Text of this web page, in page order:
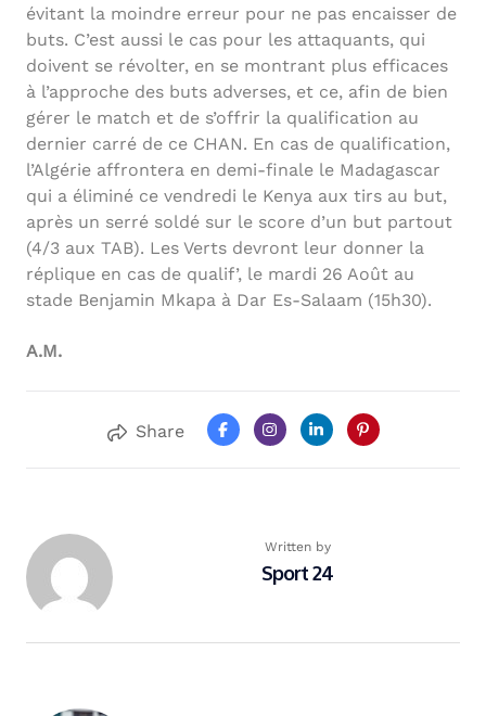
évitant la moindre erreur pour ne pas encaisser de
buts. C’est aussi le cas pour les attaquants, qui
doivent se révolter, en se montrant plus efficaces
à l’approche des buts adverses, et ce, afin de bien
gérer le match et de s’offrir la qualification au
dernier carré de ce CHAN. En cas de qualification,
l’Algérie affrontera en demi-finale le Madagascar
qui a éliminé ce vendredi le Kenya aux tirs au but,
après un serré soldé sur le score d’un but partout
(4/3 aux TAB). Les Verts devront leur donner la
réplique en cas de qualif’, le mardi 26 Août au
stade Benjamin Mkapa à Dar Es-Salaam (15h30).
A.M.
Share
Written by
Sport 24